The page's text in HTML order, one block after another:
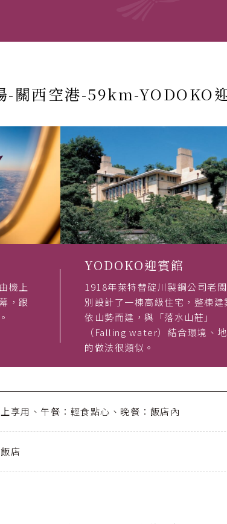
-關西空港-59km-YODOKO
機上
，跟
YODOKO迎賓館
1918年萊特替碇川製鋼公司老
別設計了一棟高級住宅，整棟建
依山勢而建，與「落水山莊」
（Falling water）結合環境、
的做法很類似。
享用、午餐：輕食點心、晚餐：飯店內
店